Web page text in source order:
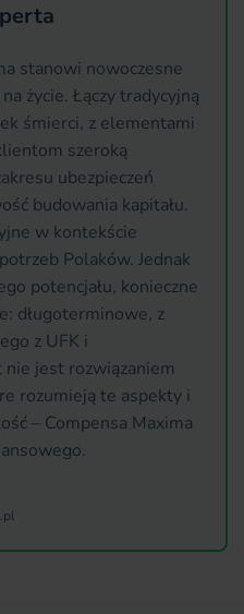
stanowi nowoczesne
życie. Łączy tradycyjną
śmierci, z elementami
szeroką
ubezpieczeń
budowania kapitału.
w kontekście
Polaków. Jednak
potencjału, konieczne
długoterminowe, z
z UFK i
jest rozwiązaniem
rozumieją te aspekty i
– Compensa Maxima